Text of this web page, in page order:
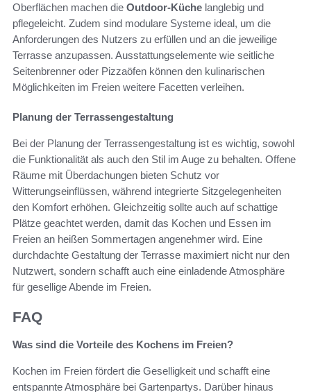
Oberflächen machen die Outdoor-Küche langlebig und
pflegeleicht. Zudem sind modulare Systeme ideal, um die
Anforderungen des Nutzers zu erfüllen und an die jeweilige
Terrasse anzupassen. Ausstattungselemente wie seitliche
Seitenbrenner oder Pizzaöfen können den kulinarischen
Möglichkeiten im Freien weitere Facetten verleihen.
Planung der Terrassengestaltung
Bei der Planung der Terrassengestaltung ist es wichtig, sowohl
die Funktionalität als auch den Stil im Auge zu behalten. Offene
Räume mit Überdachungen bieten Schutz vor
Witterungseinflüssen, während integrierte Sitzgelegenheiten
den Komfort erhöhen. Gleichzeitig sollte auch auf schattige
Plätze geachtet werden, damit das Kochen und Essen im
Freien an heißen Sommertagen angenehmer wird. Eine
durchdachte Gestaltung der Terrasse maximiert nicht nur den
Nutzwert, sondern schafft auch eine einladende Atmosphäre
für gesellige Abende im Freien.
FAQ
Was sind die Vorteile des Kochens im Freien?
Kochen im Freien fördert die Geselligkeit und schafft eine
entspannte Atmosphäre bei Gartenpartys. Darüber hinaus